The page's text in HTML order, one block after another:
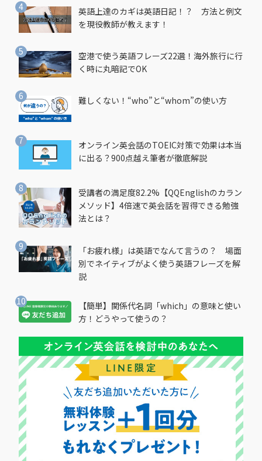
英語上達のカギは英語日記！？ 方法と例文
を現役教師が教えます！
空港で使う英語フレーズ22選！海外旅行に行
く時に丸暗記でOK
難しくない！“who”と“whom”の使い方
オンライン英会話のTOEIC対策で効果は本当
に出る？900点越え筆者が徹底解説
受講者の満足度82.2%【QQEnglishのカラン
メソッド】4倍速で英会話を習得できる勉強
法とは？
「お疲れ様」は英語でなんて言うの？ 場面
別でネイティブがよく使う英語フレーズを解
説
【簡単】関係代名詞「which」の意味と使い
方！どうやって使うの？